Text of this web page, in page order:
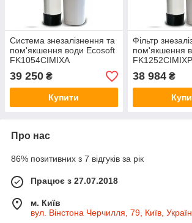
Система знезалізнення та
пом'якшення води Ecosoft
FK1054CIMIXA
39 250 ₴
Купити
Фільтр
пом'якшення
FK1252CIMIXP
38 984₴
Про нас
86% позитивних з 7 відгуків за рік
Працює з 27.07.2018
м. Київ
вул. Вінстона Черчилля, 79, Київ,